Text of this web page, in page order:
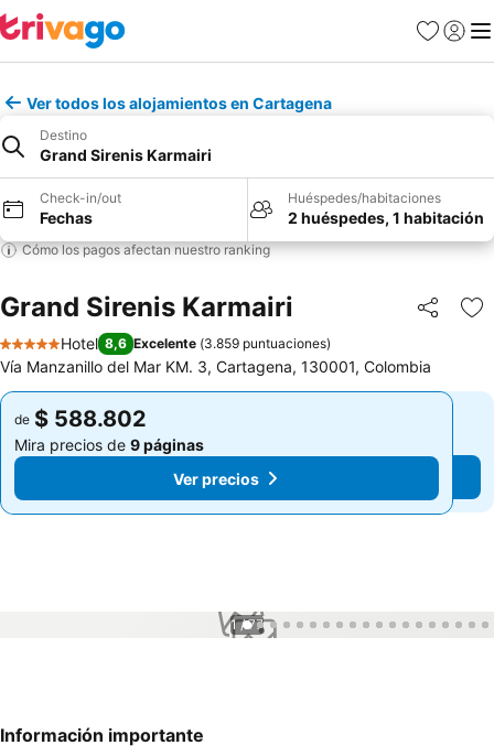
Favoritos
Iniciar
Ver todos los alojamientos en Cartagena
Destino
Grand Sirenis Karmairi
Check-in/out
Fechas
Huéspedes/habitaciones
2 huéspedes, 1 habitación
Cómo los pagos afectan nuestro ranking
Grand Sirenis Karmairi Compartir
5 Estrellas
Hotel 8,6 Excelente (3.859 puntuaciones)
Vía Manzanillo del Mar KM. 3, Cartagena, 130001, Colombia
de $ 588.802
Mira precios de 9 páginas
Ver precios
de $ 588.802
Mira precios de 9 páginas
Ver precios
1 / 77
Información importante